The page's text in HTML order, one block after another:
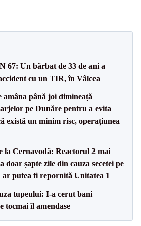
67: Un bărbat de 33 de ani a
cu un TIR, în Vâlcea
amâna până joi dimineață
pe Dunăre pentru a evita
există un minim risc, operațiunea
la Cernavodă: Reactorul 2 mai
doar șapte zile din cauza secetei pe
putea fi repornită Unitatea 1
tupeului: I-a cerut bani
tocmai îl amendase